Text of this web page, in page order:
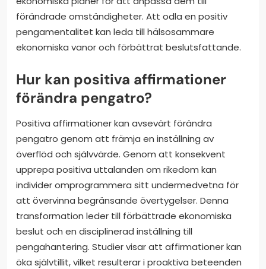
förändrade omständigheter. Att odla en positiv
pengamentalitet kan leda till hälsosammare
ekonomiska vanor och förbättrat beslutsfattande.
Hur kan positiva affirmationer
förändra pengatro?
Positiva affirmationer kan avsevärt förändra
pengatro genom att främja en inställning av
överflöd och självvärde. Genom att konsekvent
upprepa positiva uttalanden om rikedom kan
individer omprogrammera sitt undermedvetna för
att övervinna begränsande övertygelser. Denna
transformation leder till förbättrade ekonomiska
beslut och en disciplinerad inställning till
pengahantering. Studier visar att affirmationer kan
öka självtillit, vilket resulterar i proaktiva beteenden